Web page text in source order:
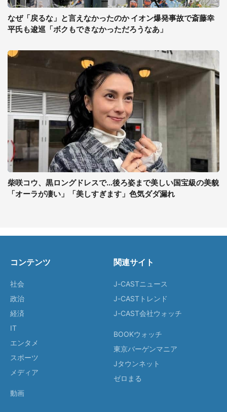
なぜ「戻るな」と言えなかったのか イオン爆発事故で斎藤幸
平氏も逡巡「ボクもできなかっただろうなあ」
柴咲コウ、黒ロングドレスで...後ろ姿まで美しい国宝級の美貌
「オーラが凄い」「美しすぎます」色気ダダ漏れ
コンテンツ
社会
政治
経済
IT
エンタメ
スポーツ
メディア
動画
関連サイト
J-CASTニュース
J-CASTトレンド
J-CAST会社ウォッチ
BOOKウォッチ
東京バーゲンマニア
Jタウンネット
ゼロまる